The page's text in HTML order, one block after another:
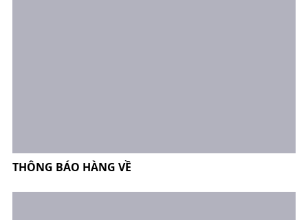
THÔNG BÁO HÀNG VỀ